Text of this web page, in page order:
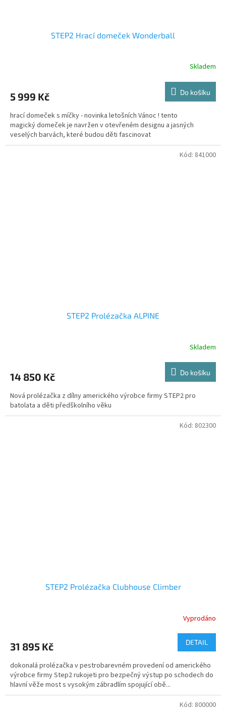
STEP2 Hrací domeček Wonderball
Skladem
5 999 Kč Do košíku
hrací domeček s míčky - novinka letošních Vánoc ! tento
magický domeček je navržen v otevřeném designu a jasných
veselých barvách, které budou děti fascinovat
STEP2 Prolézačka ALPINE
Skladem
14 850 Kč Do košíku
Nová prolézačka z dílny amerického výrobce firmy STEP2 pro
batolata a děti předškolního věku
Kód: 841000
STEP2 Prolézačka Clubhouse Climber
Vyprodáno
31 895 Kč DETAIL
dokonalá prolézačka v pestrobarevném provedení od amerického
výrobce firmy Step2 rukojeti pro bezpečný výstup po schodech do
hlavní věže most s vysokým zábradlím spojující obě...
Kód: 802300
Kód: 800000